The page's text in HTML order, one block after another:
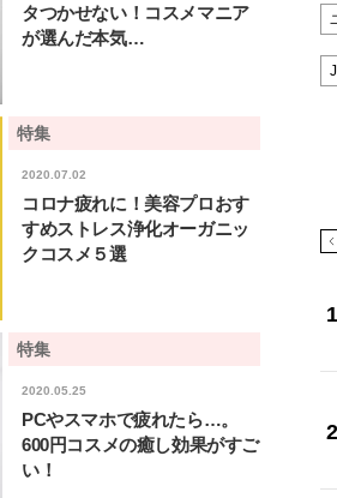
タつかせない！コスメマニア
が選んだ本気…
特集
2020.07.02
コロナ疲れに！美容プロおす
すめストレス浄化オーガニッ
クコスメ５選
特集
2020.05.25
PCやスマホで疲れたら…。
600円コスメの癒し効果がすご
い！
BEAUTY
「JJモデルオーディション
2027」が募集開始！ 予選ブロッ
クは候補生の“魅力”を重視した
2026.08.03
LIFE STYLE